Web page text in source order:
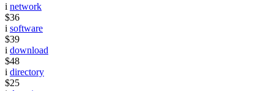
i network
$36
i software
$39
i download
$48
i directory
$25